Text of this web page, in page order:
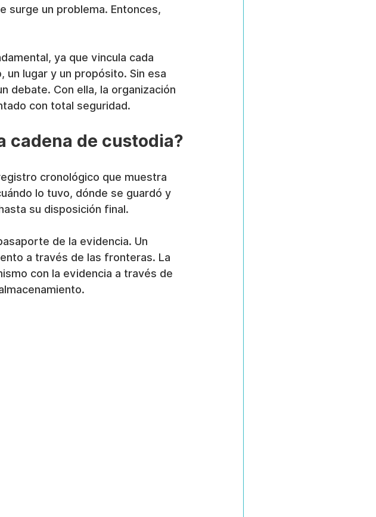
surge un problema. Entonces,
ya que vincula cada
un lugar y un propósito. Sin esa
debate. Con ella, la organización
con total seguridad.
cadena de custodia?
cronológico que muestra
lo tuvo, dónde se guardó y
su disposición final.
de la evidencia. Un
a través de las fronteras. La
con la evidencia a través de